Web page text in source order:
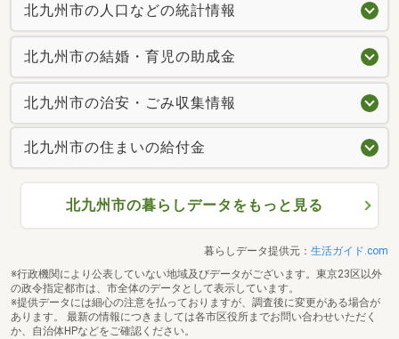
北九州市の人口などの統計情報
北九州市の結婚・育児の助成金
北九州市の治安・ごみ収集情報
北九州市の住まいの給付金
北九州市の暮らしデータをもっと見る
暮らしデータ提供元： 生活ガイド.com
※行政機関により公表していない地域及びデータがございます。東京23区以外
の政令指定都市は、市全体のデータとして表示しています。
※提供データには細心の注意を払っておりますが、調査後に変更がある場合が
あります。 最新の情報につきましては各市区役所までお問い合わせいただく
か、自治体HPなどをご確認ください。